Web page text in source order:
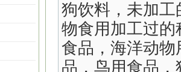
狗饮料，未加
物食用加工过
食品，海洋动
品，鸟用食品